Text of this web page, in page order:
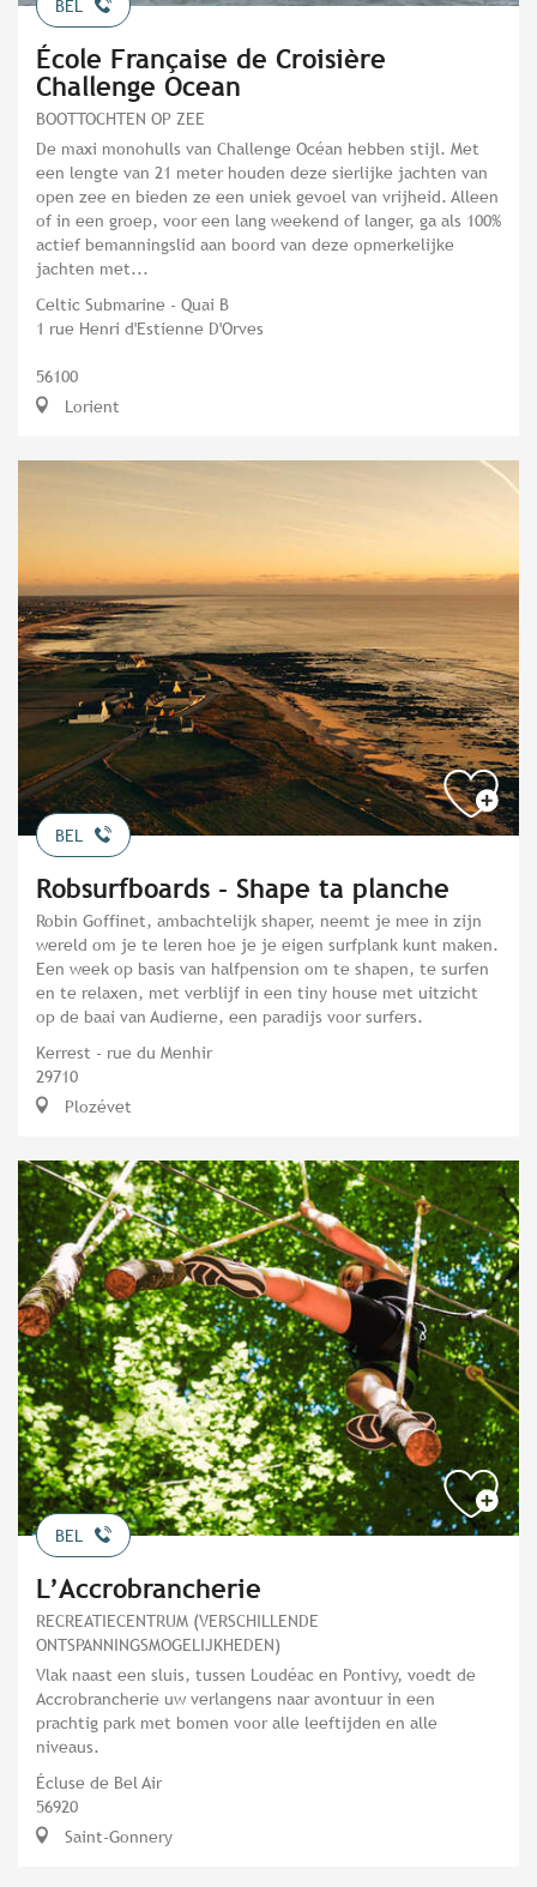
BEL
École Française de Croisière
Challenge Ocean
BOOTTOCHTEN OP ZEE
De maxi monohulls van Challenge Océan hebben stijl. Met
een lengte van 21 meter houden deze sierlijke jachten van
open zee en bieden ze een uniek gevoel van vrijheid. Alleen
of in een groep, voor een lang weekend of langer, ga als 100%
actief bemanningslid aan boord van deze opmerkelijke
jachten met...
Celtic Submarine - Quai B
1 rue Henri d'Estienne D'Orves
56100
Lorient
BEL
Robsurfboards - Shape ta planche
Robin Goffinet, ambachtelijk shaper, neemt je mee in zijn
wereld om je te leren hoe je je eigen surfplank kunt maken.
Een week op basis van halfpension om te shapen, te surfen
en te relaxen, met verblijf in een tiny house met uitzicht
op de baai van Audierne, een paradijs voor surfers.
Kerrest - rue du Menhir
29710
Plozévet
BEL
L’Accrobrancherie
RECREATIECENTRUM (VERSCHILLENDE
ONTSPANNINGSMOGELIJKHEDEN)
Vlak naast een sluis, tussen Loudéac en Pontivy, voedt de
Accrobrancherie uw verlangens naar avontuur in een
prachtig park met bomen voor alle leeftijden en alle
niveaus.
Écluse de Bel Air
56920
Saint-Gonnery